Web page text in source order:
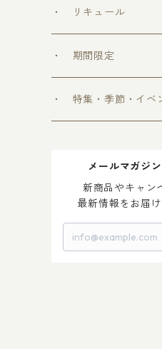
＞ めちゃうまシリーズ
・ リキュール
＞ ウフフの乳酸菌シ
＞ 爽和場シリーズ
＞ 梅 酒
・ 期間限定
＞ 爽和場セット
・ 特集・季節・イベ
＞ 母の日 2024
メールマガジ
新商品やキャン
最新情報をお届け